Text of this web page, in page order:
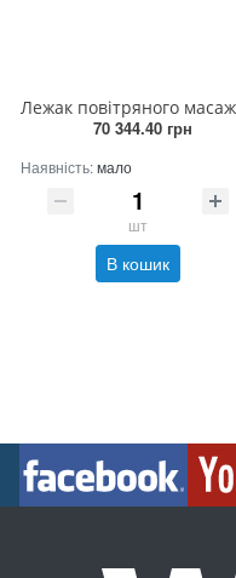
70 344.40 грн
Наявність:мало
шт
В кошик